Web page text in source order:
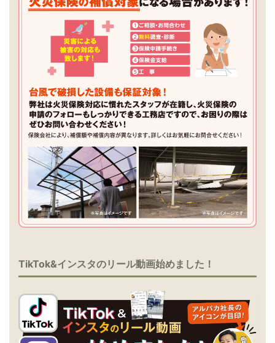
TikTok&インスタのリール動画始めました！